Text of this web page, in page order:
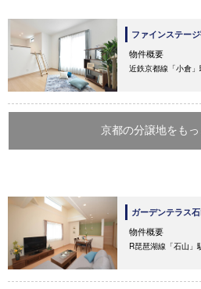
ファインステー
物件概要
近鉄京都線「小倉
京都の分譲地をもっ
ガーデンテラス
物件概要
R琵琶湖線「石山